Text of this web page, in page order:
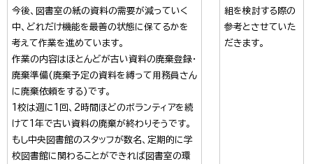
今後、図書室の紙の資料の需要が減っていく
中、どれだけ機能を最善の状態に保てるかを
考えて作業を進めています。
作業の内容はほとんどが古い資料の廃棄登録・
廃棄準備(廃棄予定の資料を縛って用務員さん
に廃棄依頼をする)です。
1校は週に1回、2時間ほどのボランティアを続
けて1年で古い資料の廃棄が終わりそうです。
もし中央図書館のスタッフが数名、定期的に学
校図書館に関わることができれば図書室の環
組を検討する際の
参考とさせていた
だきます。